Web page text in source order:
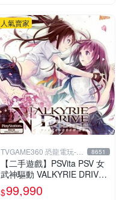
人氣賣家
TVGAME360 恐龍電玩-台
中店
8651
【二手遊戲】PSVita PSV 女
武神驅動 VALKYRIE DRIVE
日文版【台中恐龍電玩】
$99,990